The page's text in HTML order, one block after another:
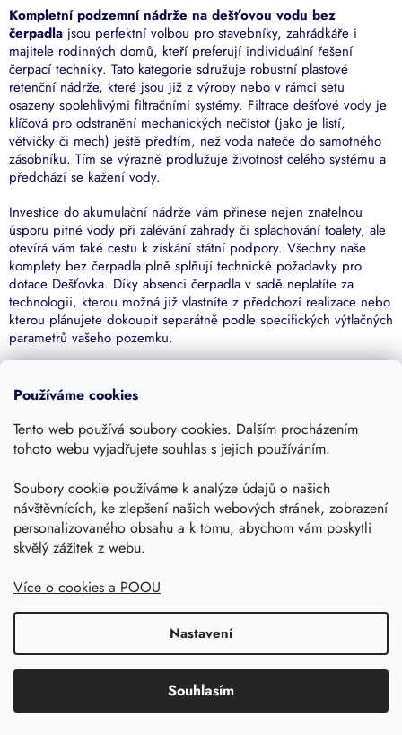
Používáme cookies
Tento web používá soubory cookies. Dalším procházením
tohoto webu vyjadřujete souhlas s jejich používáním.
Soubory cookie používáme k analýze údajů o našich
návštěvnících, ke zlepšení našich webových stránek, zobrazení
personalizovaného obsahu a k tomu, abychom vám poskytli
skvělý zážitek z webu.
Více o cookies a POOU
Nastavení
Souhlasím
l
á
d
a
c
í
p
r
v
k
v
ý
p
i
s
u
Kompletní podzemní nádrže na dešťovou vodu bez
čerpadla jsou perfektní volbou pro stavebníky, zahrádkáře i
majitele rodinných domů, kteří preferují individuální řešení
čerpací techniky. Tato kategorie sdružuje robustní plastové
retenční nádrže, které jsou již z výroby nebo v rámci setu
osazeny spolehlivými filtračními systémy. Filtrace dešťové vody je
klíčová pro odstranění mechanických nečistot (jako je listí,
větvičky či mech) ještě předtím, než voda nateče do samotného
zásobníku. Tím se výrazně prodlužuje životnost celého systému a
předchází se kažení vody.
Investice do akumulační nádrže vám přinese nejen znatelnou
úsporu pitné vody při zalévání zahrady či splachování toalety, ale
otevírá vám také cestu k získání státní podpory. Všechny naše
komplety bez čerpadla plně splňují technické požadavky pro
dotace Dešťovka. Díky absenci čerpadla v sadě neplatíte za
technologii, kterou možná již vlastníte z předchozí realizace nebo
kterou plánujete dokoupit separátně podle specifických výtlačných
parametrů vašeho pozemku.
na základě tří technologických úrovní filtrace:
Sada PLUS: Ekonomická a spolehlivá varianta se základním
košíkovým filtrem a bezpečnostním přepadovým sifonem proti
zápachu a hlodavcům.
tichým nátokovým kolenem, které eliminuje víření usazeného
sedimentu.
Sada FLOW: Prémiové a prakticky bezúdržbové řešení se
samočistícím filtrem, který splachuje nečistoty rovnou do
Všechny nádrže v naší nabídce vynikají stoprocentní těsností,
vysokou statickou odolností a dlouhou životností. Instalace do
země je díky promyšlené konstrukci maximálně efektivní. Vyberte